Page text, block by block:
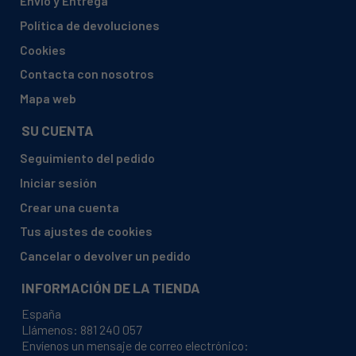
AEG ELECTROLUX, T7 5288 AC 91609671900
AEG ELECTROLUX, T75280 AC 91609670100
AEG ELECTROLUX, T75280 AC 91609673201
AEG ELECTROLUX, T75288 AC 91609671900
AEG ELECTROLUX, T75288 AC 91609673300
Política de devoluciones
Cookies
Contacta con nosotros
Mapa web
SU CUENTA
Seguimiento del pedido
Iniciar sesión
Crear una cuenta
Tus ajustes de cookies
Cancelar o devolver un pedido
INFORMACIÓN DE LA TIENDA
España
Llámenos: 881 240 057
Envíenos un mensaje de correo electrónico: